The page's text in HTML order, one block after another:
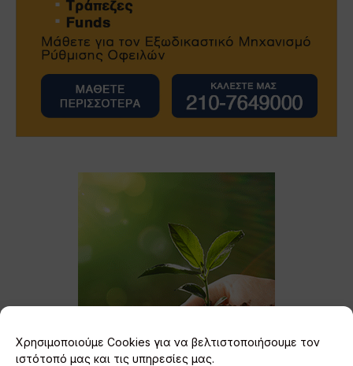
Χρησιμοποιούμε Cookies για να βελτιστοποιήσουμε τον
ιστότοπό μας και τις υπηρεσίες μας.